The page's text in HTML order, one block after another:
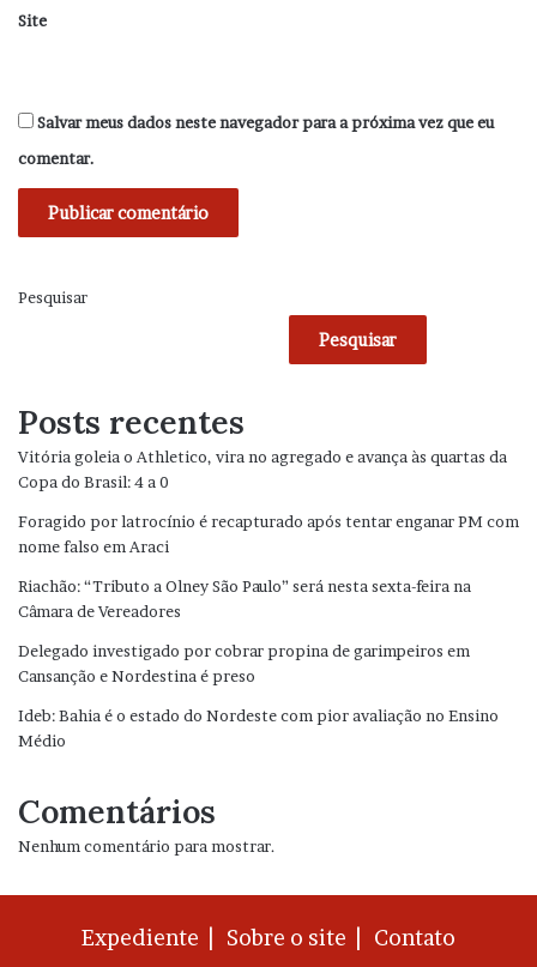
Site
Salvar meus dados neste navegador para a próxima vez que eu
comentar.
Pesquisar
Pesquisar
Posts recentes
Vitória goleia o Athletico, vira no agregado e avança às quartas da
Copa do Brasil: 4 a 0
Foragido por latrocínio é recapturado após tentar enganar PM com
nome falso em Araci
Riachão: “Tributo a Olney São Paulo” será nesta sexta-feira na
Câmara de Vereadores
Delegado investigado por cobrar propina de garimpeiros em
Cansanção e Nordestina é preso
Ideb: Bahia é o estado do Nordeste com pior avaliação no Ensino
Médio
Comentários
Nenhum comentário para mostrar.
Expediente | Sobre o site | Contato